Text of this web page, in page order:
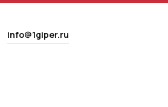
info@1giper.ru